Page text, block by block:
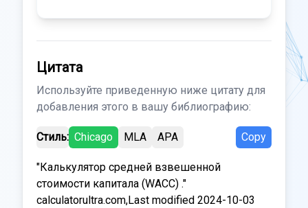
Цитата
Используйте приведенную ниже цитату для
добавления этого в вашу библиографию:
Стиль: Chicago MLA APA Copy
"Калькулятор средней взвешенной
стоимости капитала (WACC) ."
calculatorultra.com,Last modified 2024-10-03